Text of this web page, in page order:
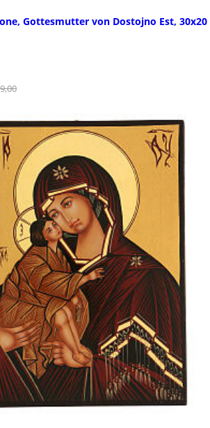
Gottesmutter von Dostojno Est, 30x20